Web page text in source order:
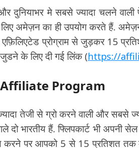
दुनियाभर मे सबसे ज्यादा चलने
अमेज़न का ही उपयोग करते हैं.
प्रोग्राम से जुड़कर 15
के लिए दी गई लिंक (https://
Program
तेजी से ग्रो करने वाली और सबसे
दो भारतीय हैं. फ्लिपकार्ट भी अपनी
करने पर आपको 5 से 15 प्रतिशत